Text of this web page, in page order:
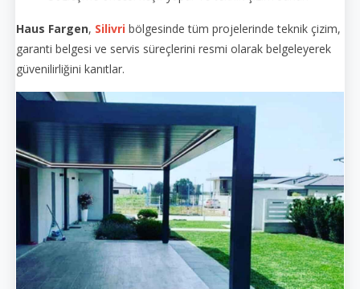
Haus Fargen, Silivri bölgesinde tüm projelerinde teknik çizim,
garanti belgesi ve servis süreçlerini resmi olarak belgeleyerek
güvenilirliğini kanıtlar.